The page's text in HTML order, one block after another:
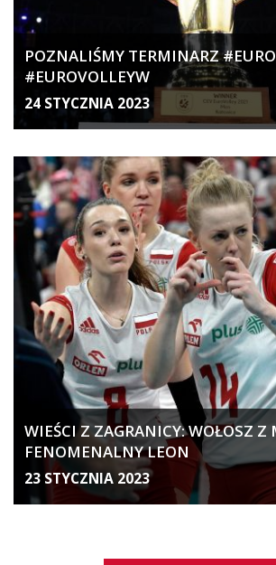
POZNALIŚMY TERMINARZ
#EUROVOLLEYW
24 STYCZNIA 2023
WIEŚCI Z ZAGRANICY: WOŁOSZ Z
FENOMENALNY LEON
23 STYCZNIA 2023